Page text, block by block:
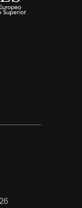
en YouTube
Encuéntranos en